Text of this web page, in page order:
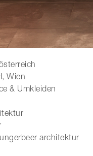
Wien
& Umkleiden
architektur